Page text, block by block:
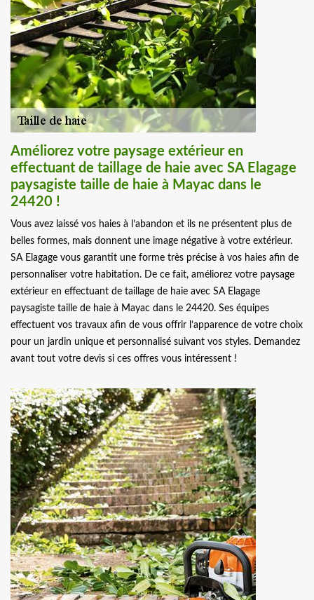
Améliorez votre paysage extérieur en
effectuant de taillage de haie avec SA Elagage
paysagiste taille de haie à Mayac dans le
24420 !
Vous avez laissé vos haies à l’abandon et ils ne présentent plus de
belles formes, mais donnent une image négative à votre extérieur.
SA Elagage vous garantit une forme très précise à vos haies afin de
personnaliser votre habitation. De ce fait, améliorez votre paysage
extérieur en effectuant de taillage de haie avec SA Elagage
paysagiste taille de haie à Mayac dans le 24420. Ses équipes
effectuent vos travaux afin de vous offrir l’apparence de votre choix
pour un jardin unique et personnalisé suivant vos styles. Demandez
avant tout votre devis si ces offres vous intéressent !